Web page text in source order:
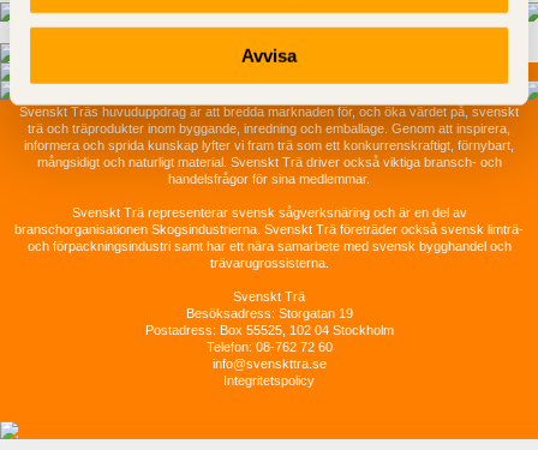
Avvisa
Svenskt Träs huvuduppdrag är att bredda marknaden för, och öka värdet på, svenskt
trä och träprodukter inom byggande, inredning och emballage. Genom att inspirera,
informera och sprida kunskap lyfter vi fram trä som ett konkurrenskraftigt, förnybart,
mångsidigt och naturligt material. Svenskt Trä driver också viktiga bransch- och
handelsfrågor för sina medlemmar.
Svenskt Trä representerar svensk sågverksnäring och är en del av
branschorganisationen Skogsindustrierna. Svenskt Trä företräder också svensk limträ-
och förpackningsindustri samt har ett nära samarbete med svensk bygghandel och
trävarugrossisterna.
Svenskt Trä
Besöksadress: Storgatan 19
Postadress: Box 55525, 102 04 Stockholm
Telefon: 08-762 72 60
info@svenskttra.se
Integritetspolicy